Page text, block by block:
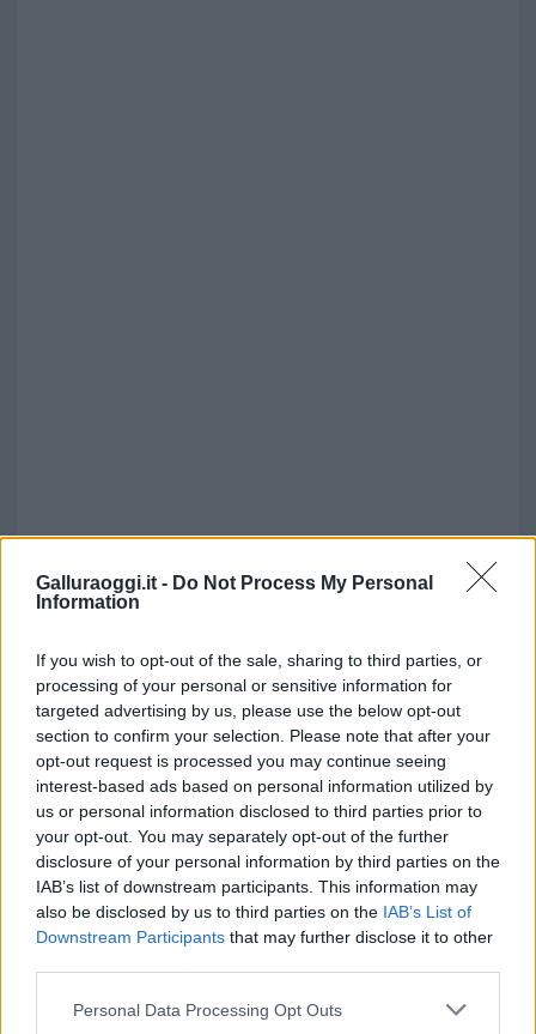
Galluraoggi.it - Do Not Process My Personal
Information
If you wish to opt-out of the sale, sharing to third parties, or
processing of your personal or sensitive information for
targeted advertising by us, please use the below opt-out
section to confirm your selection. Please note that after your
opt-out request is processed you may continue seeing
interest-based ads based on personal information utilized by
us or personal information disclosed to third parties prior to
your opt-out. You may separately opt-out of the further
disclosure of your personal information by third parties on the
IAB’s list of downstream participants. This information may
also be disclosed by us to third parties on the IAB’s List of
Downstream Participants that may further disclose it to other
Please note that this website/app uses one or more Google
Personal Data Processing Opt Outs
Vuoi rimuovere le pubblicità nazionali?
Puoi abbonarti asoli € 1,10 al mese
cliccandoqui
Sei già abbonato?
Puoi effettuare l'accesso andando nella